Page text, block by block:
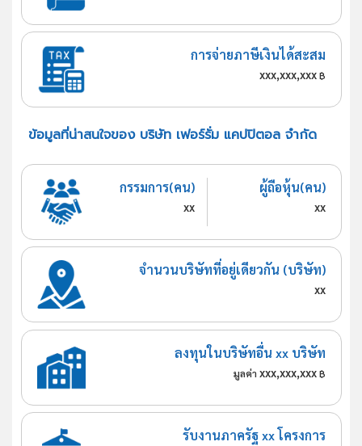
การจ่ายภาษีเงินได้สะสม
xxx,xxx,xxx฿
ข้อมูลที่น่าสนใจของ บริษัท เฟอร์รั่ม แคปปิตอล จำกัด
กรรมการ(คน)
xx
ผู้ถือหุ้น(คน)
xx
จำนวนบริษัทที่อยู่เดียวกัน (บริษัท)
xx
ลงทุนในบริษัทอื่น xx บริษัท
มูลค่า xxx,xxx,xxx ฿
รับงานภาครัฐ xx โครงการ